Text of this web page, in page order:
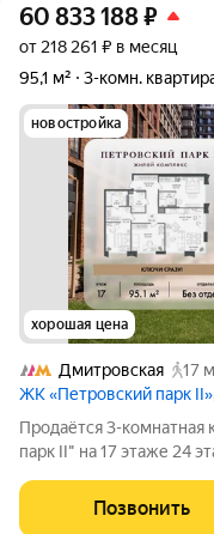
60 833 188₽
от 218 261 ₽ в месяц
95,1 м²
3-комн.
новостройка
хорошая цена
Дмитровская
17
ЖК «Петровский парк II»
Продаётся 3-комнатная
парк II" на 17 этаже 24
иначе. Здесь история и
для
Позвонить